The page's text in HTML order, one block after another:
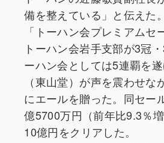
備を整えている」と伝えた。
「トーハン会プレミアムセ
トーハン会岩手支部が3冠
ーハン会としては5連覇を
（東山堂）が声を震わせな
にエールを贈った。同セー
億5700万円（前年比9.3％
10億円をクリアした。